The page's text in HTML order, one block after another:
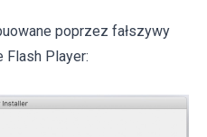
poprzez fałszywy
Player: